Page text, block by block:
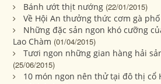
Bánh ướt thịt nướng (22/01/2015)
Về Hội An thưởng thức cơm gà
Những đặc sản ngon khó cưỡng
Lao Chàm (01/04/2015)
Tươi ngon những gian hàng hải
(25/06/2015)
10 món ngon nên thử tại đô thị cổ